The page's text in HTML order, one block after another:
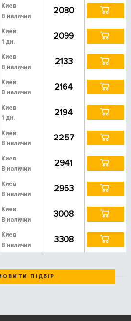
Киев
В наличии
2080
Киев
1 дн.
2099
Киев
В наличии
2133
Киев
В наличии
2164
Киев
1 дн.
2194
Киев
В наличии
2257
Киев
В наличии
2941
Киев
В наличии
2963
Киев
В наличии
3008
Киев
В наличии
3308
ПІДБІР